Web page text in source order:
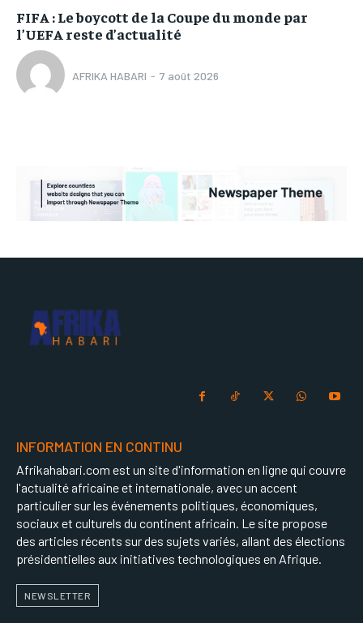
FIFA : Le boycott de la Coupe du monde par
l’UEFA reste d’actualité
AFRIKA HABARI - 7 août 2026
INFORMATION EN CONTINU
Afrikahabari.com est un site d'information en ligne qui couvre
l'actualité africaine et internationale, avec un accent
particulier sur les événements politiques, économiques,
sociaux et culturels du continent africain. Le site propose
des articles récents sur des sujets variés, allant des élections
présidentielles aux initiatives technologiques en Afrique.
NEWSLETTER